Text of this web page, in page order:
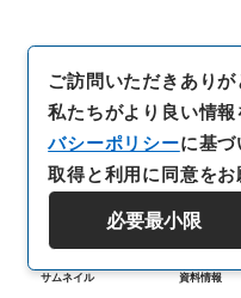
サムネイル 資料情報
ご訪問いただきありが
私たちがより良い情報
バシーポリシーに基
取得と利用に同意をお
必要最小限